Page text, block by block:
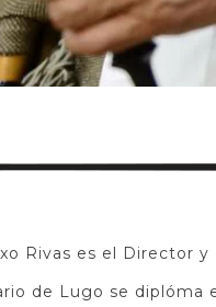
Rivas es el Director
de Lugo se diplóma